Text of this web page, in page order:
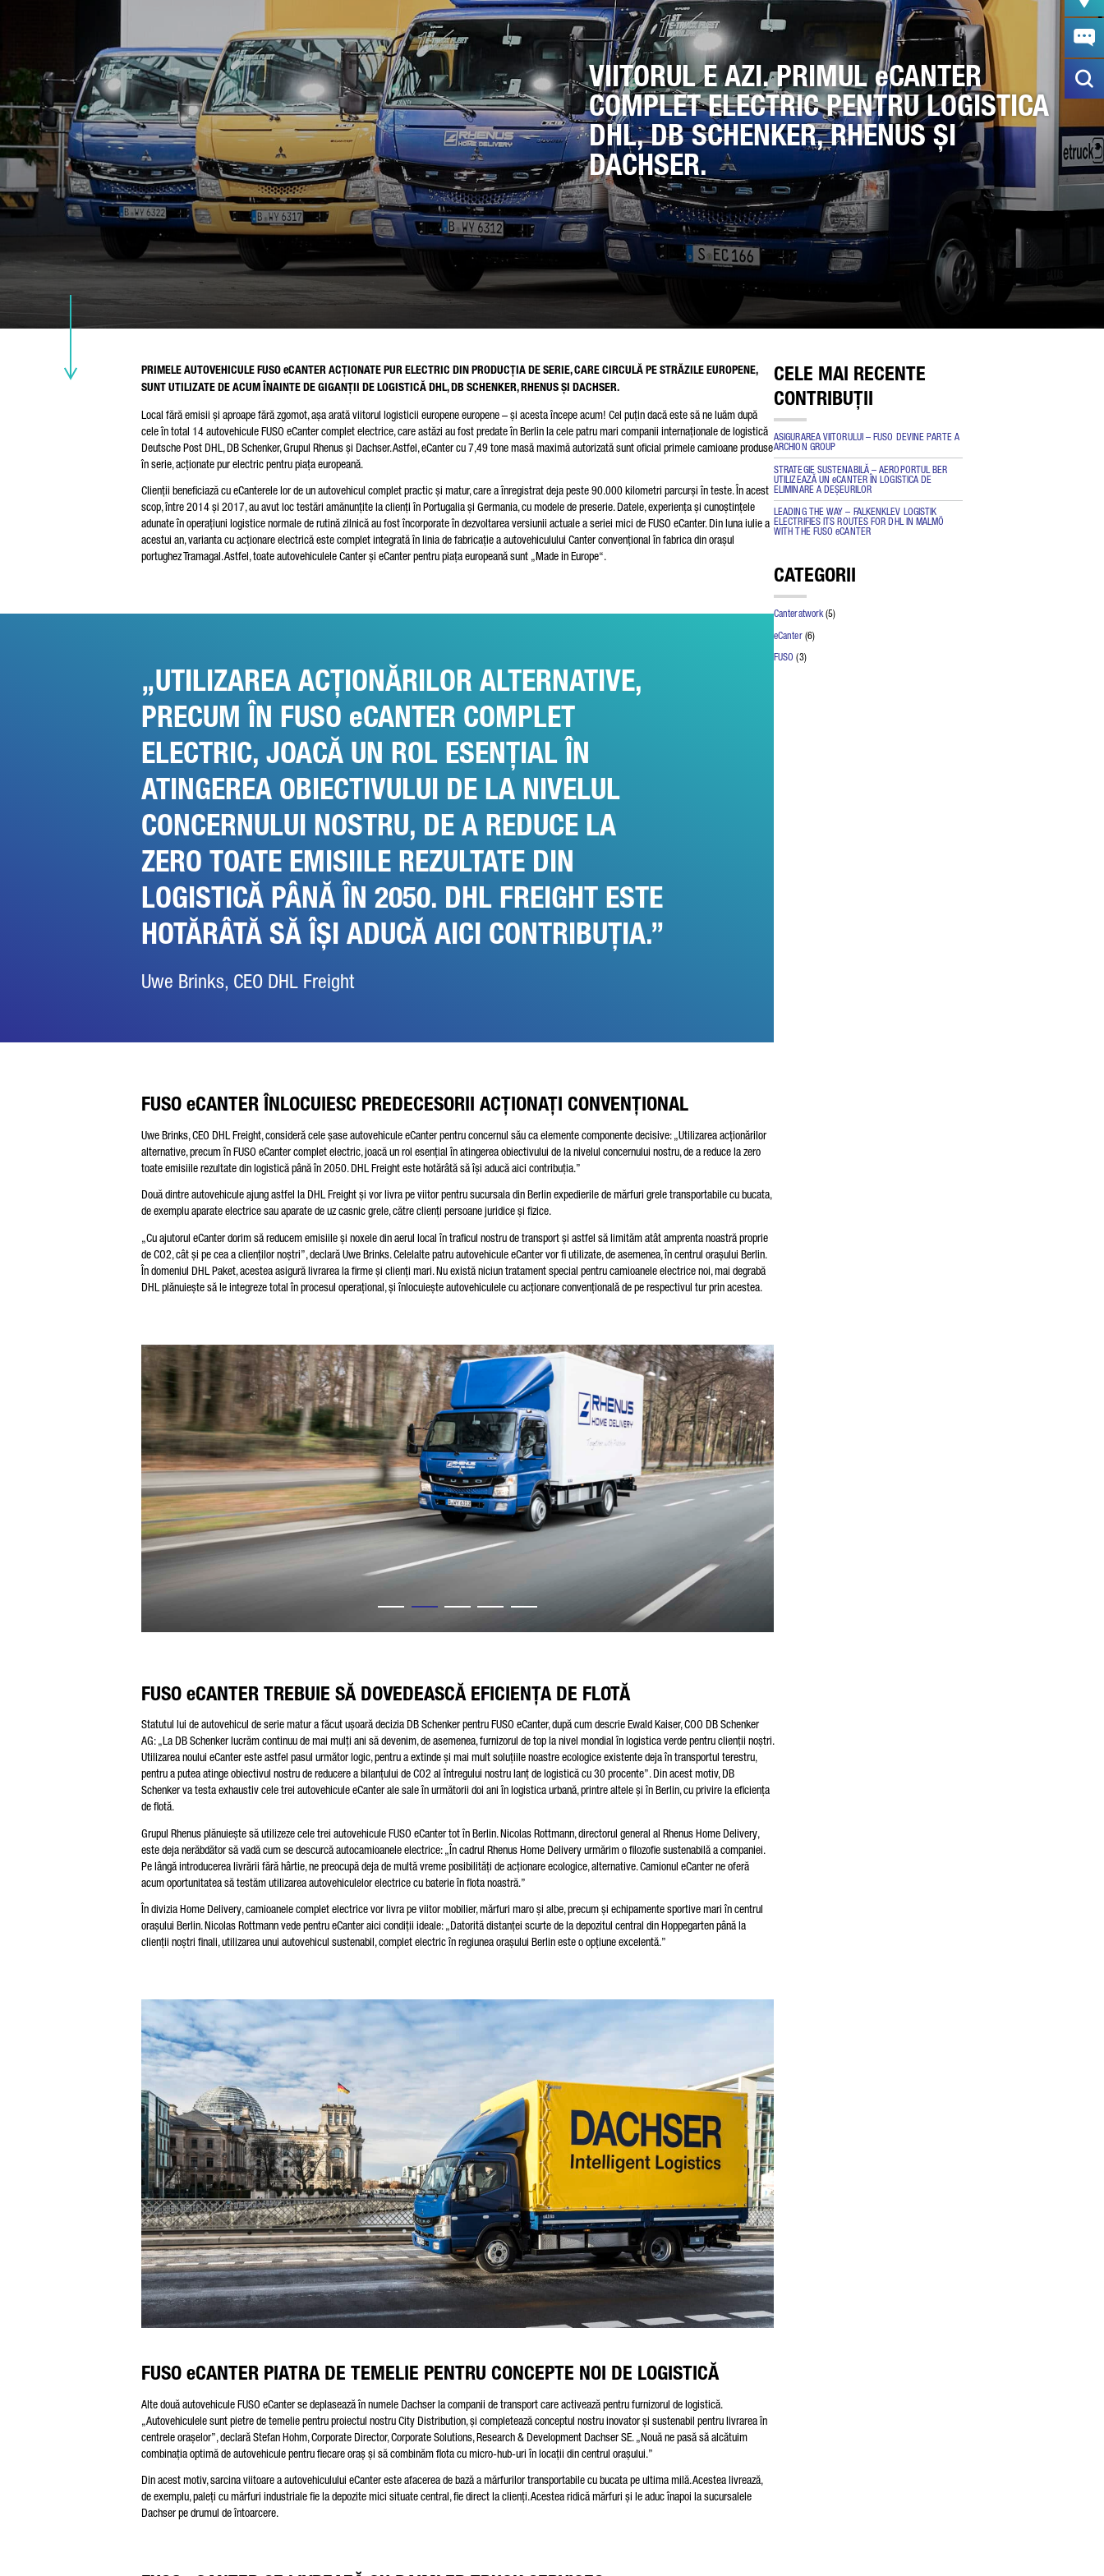
VIITORUL E AZI. PRIMUL eCANTER
COMPLET ELECTRIC PENTRU LOGISTICA
DHL, DB SCHENKER, RHENUS ȘI
DACHSER.
ȚARA DUMNEAVOASTRĂ
E-MAIL
NUMĂR DE TELEFON
MESAJUL DUMNEAVOASTRĂ (OPȚIONAL)
Vom prelucra, vom salva și vom utiliza datele dumneavoastră cu atenție conform dispozițiilor legale privind
protecția datelor corespunzător consimțământului dumneavoastră numai în scopul procesării solicitării
dumneavoastră. Alte detalii despre prelucrarea datelor dumneavoastră cu caracter personal de către
Daimler Truck AG, precum și indicații detaliate despre drepturile dumneavoastră găsiți online în
Indicațiile
privind protecția datelor
PRIMELE AUTOVEHICULE FUSO eCANTER ACȚIONATE PUR ELECTRIC DIN PRODUCȚIA DE SERIE, CARE CIRCULĂ PE STRĂZILE EUROPENE,
SUNT UTILIZATE DE ACUM ÎNAINTE DE GIGANȚII DE LOGISTICĂ DHL, DB SCHENKER, RHENUS ȘI DACHSER.
Local fără emisii și aproape fără zgomot, așa arată viitorul logisticii europene europene – și acesta începe acum! Cel puțin dacă este să ne luăm după
cele în total 14 autovehicule FUSO eCanter complet electrice, care astăzi au fost predate în Berlin la cele patru mari companii internaționale de logistică
Deutsche Post DHL, DB Schenker, Grupul Rhenus și Dachser. Astfel, eCanter cu 7,49 tone masă maximă autorizată sunt oficial primele camioane produse
în serie, acționate pur electric pentru piața europeană.
Clienții beneficiază cu eCanterele lor de un autovehicul complet practic și matur, care a înregistrat deja peste 90.000 kilometri parcurși în teste. În acest
scop, între 2014 și 2017, au avut loc testări amănunțite la clienți în Portugalia și Germania, cu modele de preserie. Datele, experiența și cunoștințele
adunate în operațiuni logistice normale de rutină zilnică au fost încorporate în dezvoltarea versiunii actuale a seriei mici de FUSO eCanter. Din luna iulie a
acestui an, varianta cu acționare electrică este complet integrată în linia de fabricație a autovehiculului Canter convențional în fabrica din orașul
portughez Tramagal. Astfel, toate autovehiculele Canter și eCanter pentru piața europeană sunt „Made in Europe“.
UTILIZAREA ACȚIONĂRILOR ALTERNATIVE,
PRECUM ÎN FUSO eCANTER COMPLET
ELECTRIC, JOACĂ UN ROL ESENȚIAL ÎN
ATINGEREA OBIECTIVULUI DE LA NIVELUL
CONCERNULUI NOSTRU, DE A REDUCE LA
ZERO TOATE EMISIILE REZULTATE DIN
LOGISTICĂ PÂNĂ ÎN 2050. DHL FREIGHT ESTE
HOTĂRÂTĂ SĂ ÎȘI ADUCĂ AICI CONTRIBUȚIA.
Uwe Brinks, CEO DHL Freight
FUSO eCANTER ÎNLOCUIESC PREDECESORII ACȚIONAȚI CONVENȚIONAL
Uwe Brinks, CEO DHL Freight, consideră cele șase autovehicule eCanter pentru concernul său ca elemente componente decisive: „Utilizarea acționărilor
alternative, precum în FUSO eCanter complet electric, joacă un rol esențial în atingerea obiectivului de la nivelul concernului nostru, de a reduce la zero
toate emisiile rezultate din logistică până în 2050. DHL Freight este hotărâtă să își aducă aici contribuția.”
Două dintre autovehicule ajung astfel la DHL Freight și vor livra pe viitor pentru sucursala din Berlin expedierile de mărfuri grele transportabile cu bucata,
de exemplu aparate electrice sau aparate de uz casnic grele, către clienți persoane juridice și fizice.
„Cu ajutorul eCanter dorim să reducem emisiile și noxele din aerul local în traficul nostru de transport și astfel să limităm atât amprenta noastră proprie
de CO2, cât și pe cea a clienților noștri”, declară Uwe Brinks. Celelalte patru autovehicule eCanter vor fi utilizate, de asemenea, în centrul orașului Berlin.
În domeniul DHL Paket, acestea asigură livrarea la firme și clienți mari. Nu există niciun tratament special pentru camioanele electrice noi, mai degrabă
DHL plănuiește să le integreze total în procesul operațional, și înlocuiește autovehiculele cu acționare convențională de pe respectivul tur prin acestea.
FUSO eCANTER TREBUIE SĂ DOVEDEASCĂ EFICIENȚA DE FLOTĂ
Statutul lui de autovehicul de serie matur a făcut ușoară decizia DB Schenker pentru FUSO eCanter, după cum descrie Ewald Kaiser, COO DB Schenker
AG: „La DB Schenker lucrăm continuu de mai mulți ani să devenim, de asemenea, furnizorul de top la nivel mondial în logistica verde pentru clienții noștri.
Utilizarea noului eCanter este astfel pasul următor logic, pentru a extinde și mai mult soluțiile noastre ecologice existente deja în transportul terestru,
pentru a putea atinge obiectivul nostru de reducere a bilanțului de CO2 al întregului nostru lanț de logistică cu 30 procente”. Din acest motiv, DB
Schenker va testa exhaustiv cele trei autovehicule eCanter ale sale în următorii doi ani în logistica urbană, printre altele și în Berlin, cu privire la eficiența
de flotă.
Grupul Rhenus plănuiește să utilizeze cele trei autovehicule FUSO eCanter tot în Berlin. Nicolas Rottmann, directorul general al Rhenus Home Delivery,
este deja nerăbdător să vadă cum se descurcă autocamioanele electrice: „În cadrul Rhenus Home Delivery urmărim o filozofie sustenabilă a companiei.
Pe lângă introducerea livrării fără hârtie, ne preocupă deja de multă vreme posibilități de acționare ecologice, alternative. Camionul eCanter ne oferă
acum oportunitatea să testăm utilizarea autovehiculelor electrice cu baterie în flota noastră.”
În divizia Home Delivery, camioanele complet electrice vor livra pe viitor mobilier, mărfuri maro și albe, precum și echipamente sportive mari în centrul
orașului Berlin. Nicolas Rottmann vede pentru eCanter aici condiții ideale: „Datorită distanței scurte de la depozitul central din Hoppegarten până la
clienții noștri finali, utilizarea unui autovehicul sustenabil, complet electric în regiunea orașului Berlin este o opțiune excelentă.”
FUSO eCANTER PIATRA DE TEMELIE PENTRU CONCEPTE NOI DE LOGISTICĂ
Alte două autovehicule FUSO eCanter se deplasează în numele Dachser la companii de transport care activează pentru furnizorul de logistică.
„Autovehiculele sunt pietre de temelie pentru proiectul nostru City Distribution, și completează conceptul nostru inovator și sustenabil pentru livrarea în
centrele orașelor”, declară Stefan Hohm, Corporate Director, Corporate Solutions, Research & Development Dachser SE. „Nouă ne pasă să alcătuim
combinația optimă de autovehicule pentru fiecare oraș și să combinăm flota cu micro-hub-uri în locații din centrul orașului.”
Din acest motiv, sarcina viitoare a autovehiculului eCanter este afacerea de bază a mărfurilor transportabile cu bucata pe ultima milă. Acestea livrează,
de exemplu, paleți cu mărfuri industriale fie la depozite mici situate central, fie direct la clienți. Acestea ridică mărfuri și le aduc înapoi la sucursalele
Dachser pe drumul de întoarcere.
CELE MAI RECENTE
CONTRIBUȚII
ASIGURAREA VIITORULUI – FUSO DEVINE PARTE A
ARCHION GROUP
STRATEGIE SUSTENABILĂ – AEROPORTUL BER
UTILIZEAZĂ UN eCANTER ÎN LOGISTICA DE
ELIMINARE A DEȘEURILOR
LEADING THE WAY – FALKENKLEV LOGISTIK
ELECTRIFIES ITS ROUTES FOR DHL IN MALMÖ
WITH THE FUSO eCANTER
CATEGORII
Canteratwork(5)
eCanter(6)
FUSO (3)